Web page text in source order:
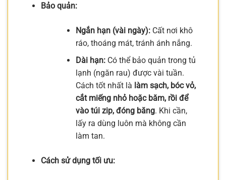
Bảo quản:
Ngắn hạn (vài ngày):Cất nơi khô
ráo, thoáng mát, tránh ánh nắng.
Dài hạn:Có thể bảo quản trong tủ
lạnh (ngăn rau) được vài tuần.
Cách tốt nhất là làm sạch, bóc vỏ,
cắt miếng nhỏ hoặc băm, rồi để
vào túi zip, đóng băng. Khi cần,
lấy ra dùng luôn mà không cần
làm tan.
Cách sử dụng tối ưu: